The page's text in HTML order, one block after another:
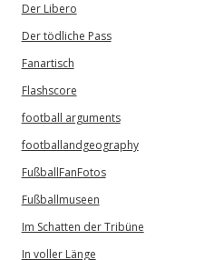
Der Libero
Der tödliche Pass
Fanartisch
Flashscore
football arguments
footballandgeography
FußballFanFotos
Fußballmuseen
Im Schatten der Tribüne
In voller Länge